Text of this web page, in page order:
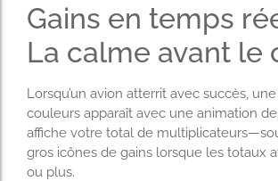
Gains en temps
La calme avant le
Lorsqu’un avion atterrit avec succès,
couleurs apparaît avec une animation
affiche votre total de
gros icônes de gains lorsque les totaux
ou plus.